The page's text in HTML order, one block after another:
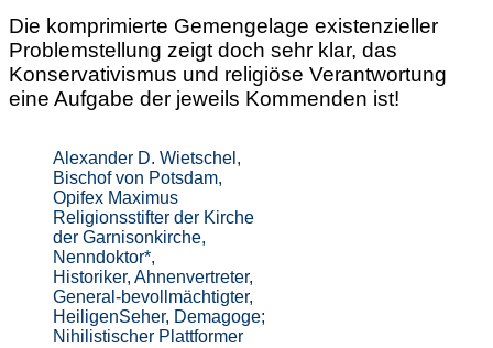
Die komprimierte Gemengelage existenzieller
Problemstellung zeigt doch sehr klar, das
Konservativismus und religiöse Verantwortung
eine Aufgabe der jeweils Kommenden ist!
Alexander D. Wietschel,
Bischof von Potsdam,
Opifex Maximus
Religionsstifter der Kirche
der Garnisonkirche,
Nenndoktor*,
Historiker, Ahnenvertreter,
General-bevollmächtigter,
HeiligenSeher, Demagoge;
Nihilistischer Plattformer